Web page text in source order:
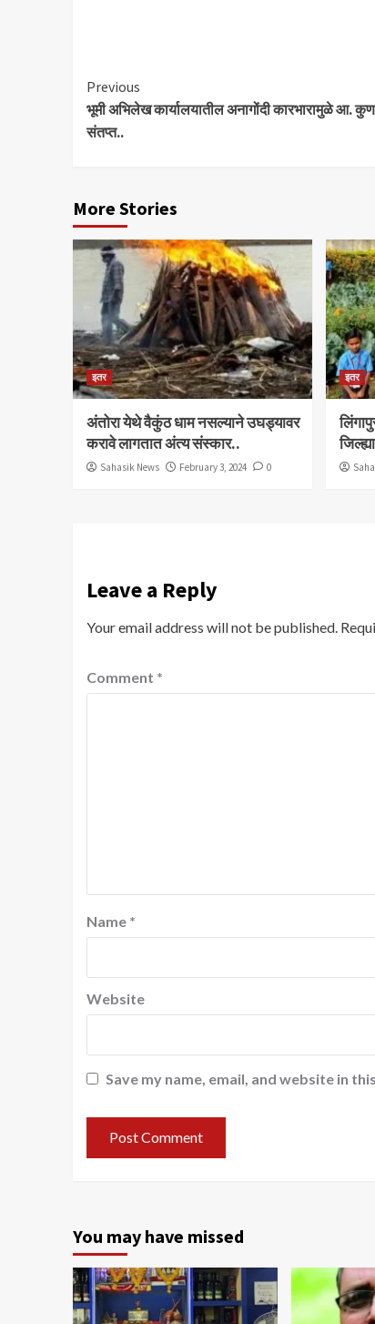
Continue
Reading
Previous
भूमी अभिलेख कार्यालयातील अनागोंदी कारभारामुळे आ.
संतप्त..
More Stories
इतर
अंतोरा येथे वैकुंठ धाम नसल्याने उघड्यावर
करावे लागतात अंत्य संस्कार..
Sahasik News February 3, 2024 0
इतर
Leave a Reply
Your email address will not be published.
Comment *
Name *
Website
Save my name, email, and website in
You may have missed